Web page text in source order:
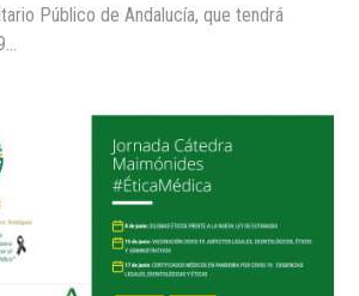
Público de Andalucía, que tendrá